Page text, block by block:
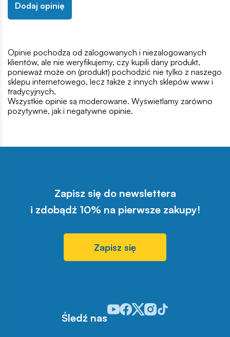
Dodaj opinię
Opinie pochodzą od zalogowanych i niezalogowanych
klientów, ale nie weryfikujemy, czy kupili dany produkt,
ponieważ może on (produkt) pochodzić nie tylko z naszego
sklepu internetowego, lecz także z innych sklepów www i
tradycyjnych.
Wszystkie opinie są moderowane. Wyświetlamy zarówno
pozytywne, jak i negatywne opinie.
Zapisz się do newslettera
i zdobądź 10% na pierwsze zakupy!
Zapisz się
Śledź nas
Odwiedź nasz profil w serwisie
Odwiedź nasz profil w serwisie
Odwiedź nasz profil w
Odwiedź nasz profil w
Odwiedź nasz profil